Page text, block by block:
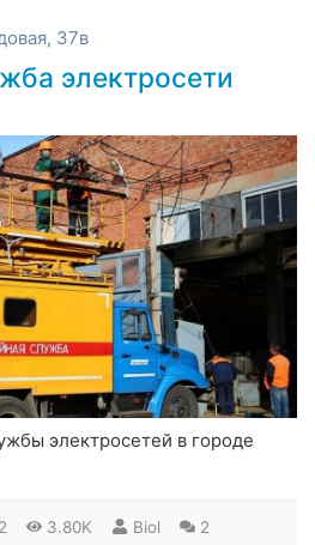
37в
электросети
электросетей в городе
3.80K Biol 2